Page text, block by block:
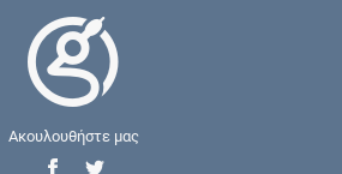
Ακουλουθήστε μας